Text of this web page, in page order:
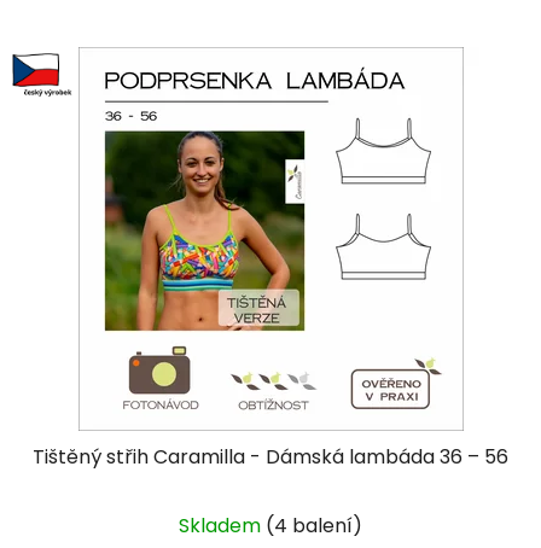
Tištěný střih Caramilla - Dámská lambáda 36 – 56
Skladem (4 balení)